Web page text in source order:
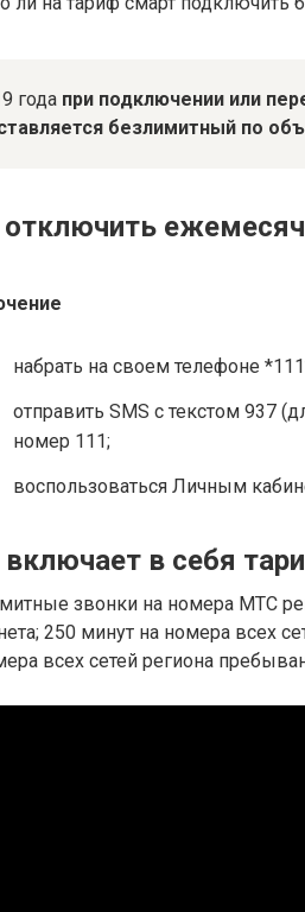
года при подключении или
безлимитный по
отключить
набрать на своем телефоне
отправить SMS с текстом 937
номер 111;
воспользоваться Личным
в себя
звонки на номера МТС
250 минут на номера всех
всех сетей региона